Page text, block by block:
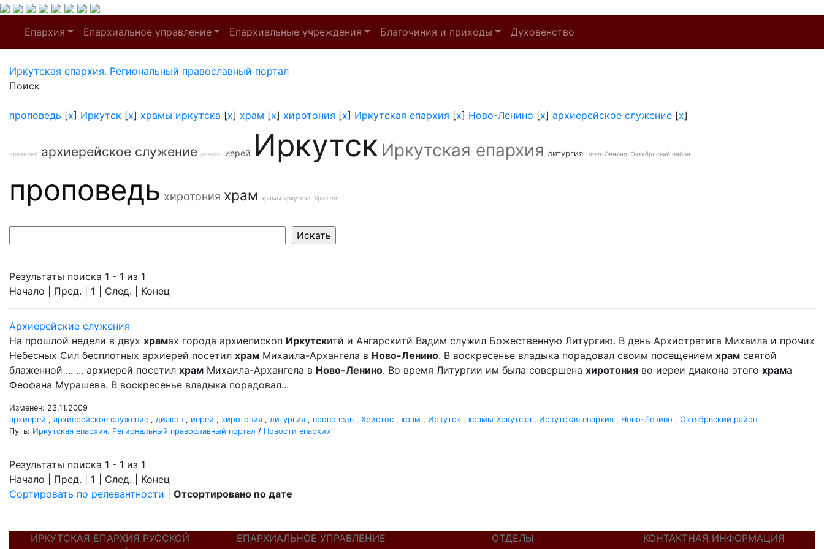
Епархия Епархиальное управление Епархиальные учреждения Благочиния и приходы Духовенство
Иркутская епархия. Региональный православный портал
Поиск
проповедь [x] Иркутск [x] храмы иркутска [x] храм [x] хиротония [x] Иркутская епархия [x] Ново-Ленино [x] архиерейское служение [x]
архиерей архиерейское служение диакон иерей Иркутск Иркутская епархия литургия Ново-Ленино Октябрьский район
проповедь хиротония храм храмы иркутска Христос
Результаты поиска 1 - 1 из 1
Начало | Пред. | 1 | След. | Конец
Архиерейские служения
На прошлой недели в двух храмах города архиепископ Иркутскитй и Ангарскитй Вадим служил Божественную Литургию. В день Архистратига Михаила и прочих
Небесных Сил бесплотных архиерей посетил храм Михаила-Архангела в Ново-Ленино. В воскресенье владыка порадовал своим посещением храм святой
блаженной ... ... архиерей посетил храм Михаила-Архангела в Ново-Ленино. Во время Литургии им была совершена хиротония во иереи диакона этого храма
Феофана Мурашева. В воскресенье владыка порадовал...
Изменен: 23.11.2009
архиерей , архиерейское служение , диакон , иерей , хиротония , литургия , проповедь , Христос , храм , Иркутск , храмы иркутска , Иркутская епархия , Ново-Ленино , Октябрьский район
Путь: Иркутская епархия. Региональный православный портал / Новости епархии
Результаты поиска 1 - 1 из 1
Начало | Пред. | 1 | След. | Конец
Сортировать по релевантности
Отсортировано по дате
ИРКУТСКАЯ ЕПАРХИЯ РУССКОЙ
ЕПАРХИАЛЬНОЕ УПРАВЛЕНИЕ ОТДЕЛЫ КОНТАКТНАЯ ИНФОРМАЦИЯ